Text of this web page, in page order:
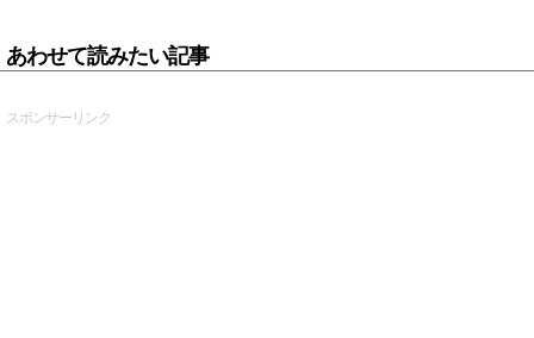
あわせて読みたい記事
スポンサーリンク